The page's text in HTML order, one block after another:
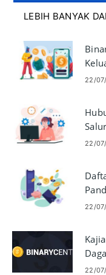
LEBIH BANYAK
22/
22/
22/
22/